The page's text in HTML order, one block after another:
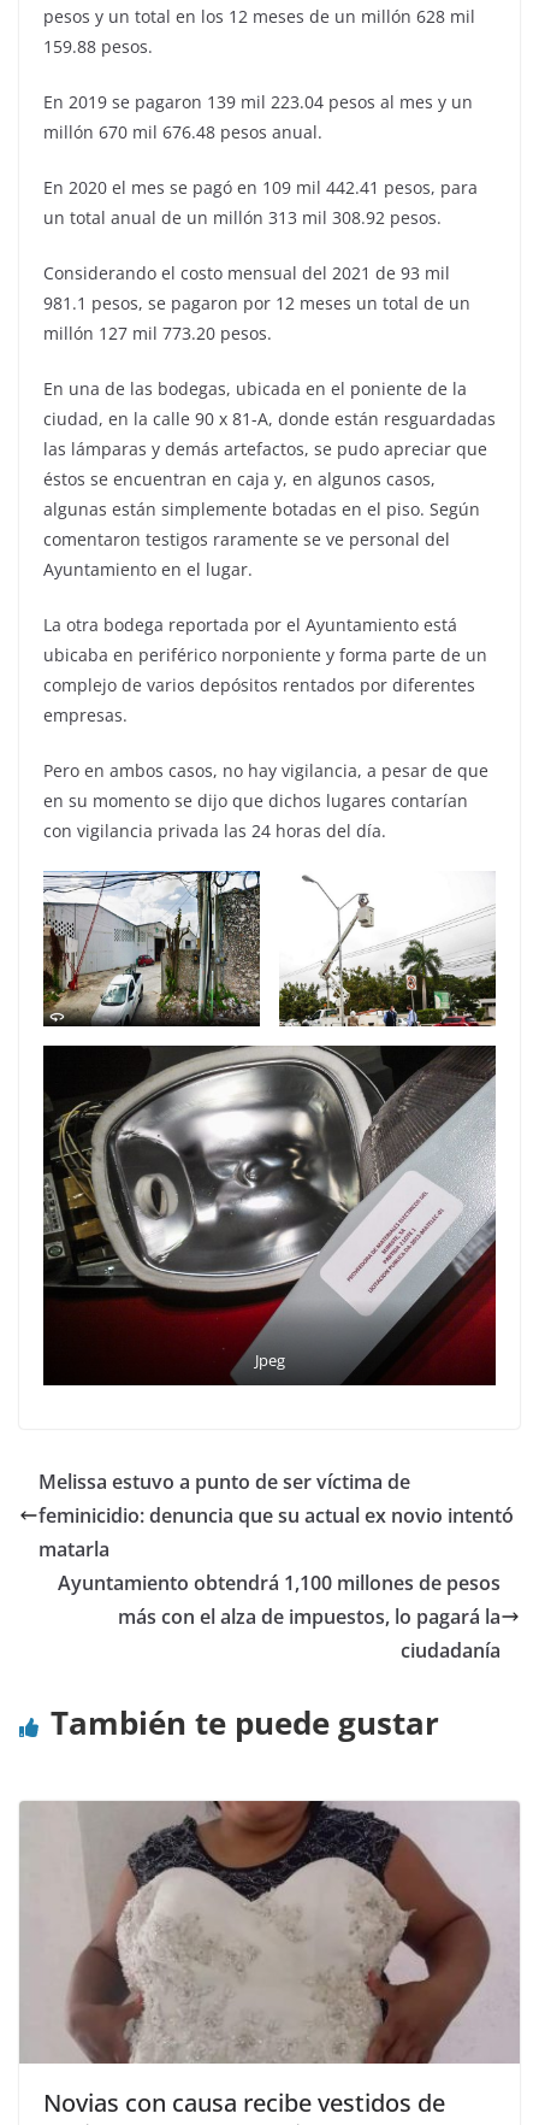
pesos y un total en los 12 meses de un millón 628 mil
159.88 pesos.
En 2019 se pagaron 139 mil 223.04 pesos al mes y un
millón 670 mil 676.48 pesos anual.
En 2020 el mes se pagó en 109 mil 442.41 pesos, para
un total anual de un millón 313 mil 308.92 pesos.
Considerando el costo mensual del 2021 de 93 mil
981.1 pesos, se pagaron por 12 meses un total de un
millón 127 mil 773.20 pesos.
En una de las bodegas, ubicada en el poniente de la
ciudad, en la calle 90 x 81-A, donde están resguardadas
las lámparas y demás artefactos, se pudo apreciar que
éstos se encuentran en caja y, en algunos casos,
algunas están simplemente botadas en el piso. Según
comentaron testigos raramente se ve personal del
Ayuntamiento en el lugar.
La otra bodega reportada por el Ayuntamiento está
ubicaba en periférico norponiente y forma parte de un
complejo de varios depósitos rentados por diferentes
empresas.
Pero en ambos casos, no hay vigilancia, a pesar de que
en su momento se dijo que dichos lugares contarían
con vigilancia privada las 24 horas del día.
Jpeg
Melissa estuvo a punto de ser víctima de
feminicidio: denuncia que su actual ex novio intentó
matarla
Ayuntamiento obtendrá 1,100 millones de pesos
más con el alza de impuestos, lo pagará la
ciudadanía
También te puede gustar
Novias con causa recibe vestidos de